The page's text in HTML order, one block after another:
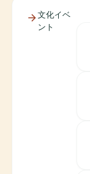
文化イベ
ント